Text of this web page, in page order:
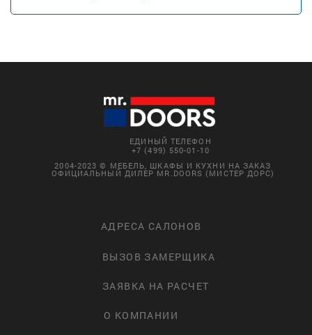
ЕДИНЫЙ ТЕЛЕФОН
+7 (499) 550-01-10
2004-2023 © МЕБЕЛЬ, ШКАФЫ И КУХНИ НА ЗАКАЗ
ОФИЦИАЛЬНЫЙ ДИЛЕР MR.DOORS (МИСТЕР ДОРС)
АДРЕСА САЛОНОВ
ВЫЗОВ ЗАМЕРЩИКА
ЗАЯВКА НА РАСЧЕТ
О КОМПАНИИ